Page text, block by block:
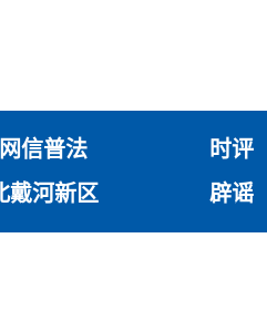
网信普法 时评
戴河新区 辟谣